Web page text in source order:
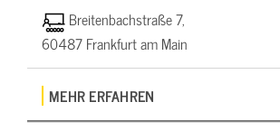
Breitenbachstraße 7,
60487 Frankfurt am Main
MEHR ERFAHREN